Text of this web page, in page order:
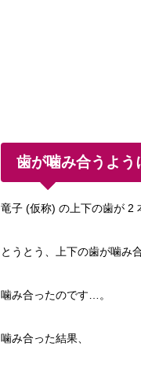
歯が噛み合うよう
竜子 (仮称) の上下の歯が 2
とうとう、上下の歯が噛み
噛み合ったのです…。
噛み合った結果、